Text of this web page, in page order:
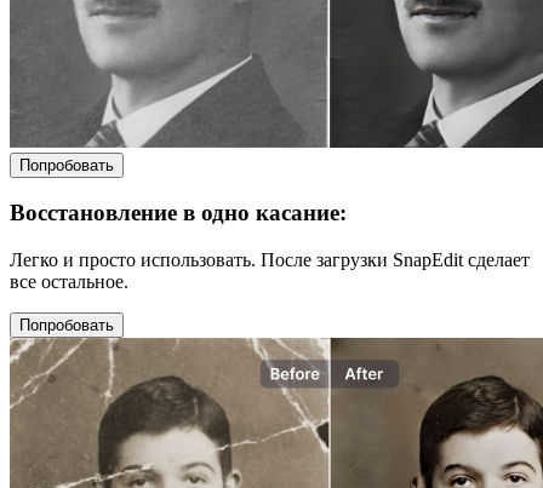
Попробовать
Восстановление в одно касание:
Легко и просто использовать. После загрузки SnapEdit сделает
все остальное.
Попробовать